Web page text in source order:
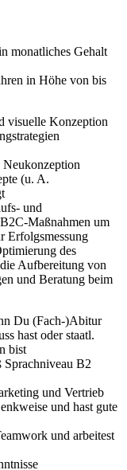
monatliches Gehalt
in Höhe von bis
visuelle Konzeption
(u. A.
und
Maßnahmen um
Erfolgsmessung
des
Aufbereitung von
und Beratung beim
Du (Fach-)Abitur
hast oder staatl.
bist
Sprachniveau B2
und Vertrieb
und hast gute
und arbeitest